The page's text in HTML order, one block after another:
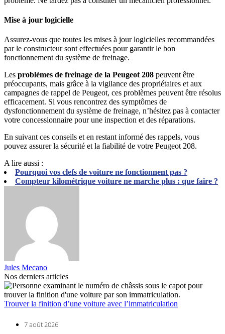
Mise à jour logicielle
Assurez-vous que toutes les mises à jour logicielles recommandées
par le constructeur sont effectuées pour garantir le bon
fonctionnement du système de freinage.
Les problèmes de freinage de la Peugeot 208 peuvent être
préoccupants, mais grâce à la vigilance des propriétaires et aux
campagnes de rappel de Peugeot, ces problèmes peuvent être résolus
efficacement. Si vous rencontrez des symptômes de
dysfonctionnement du système de freinage, n’hésitez pas à contacter
votre concessionnaire pour une inspection et des réparations.
En suivant ces conseils et en restant informé des rappels, vous
pouvez assurer la sécurité et la fiabilité de votre Peugeot 208.
A lire aussi :
Pourquoi vos clefs de voiture ne fonctionnent pas ?
Compteur kilométrique voiture ne marche plus : que faire ?
Jules Mecano
Nos derniers articles
Trouver la finition d’une voiture avec l’immatriculation
7 août 2026